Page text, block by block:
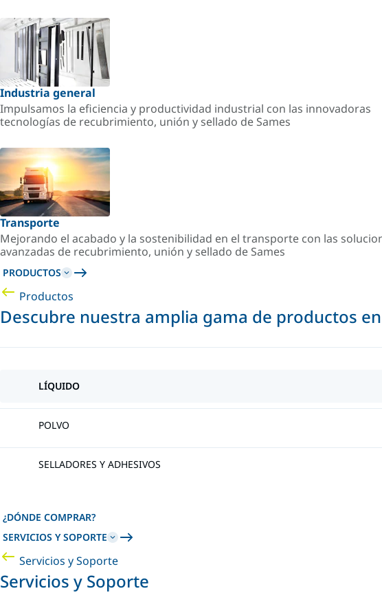
Industria general
Impulsamos la eficiencia y productividad industrial con las innovadoras
tecnologías de recubrimiento, unión y sellado de Sames
Transporte
Mejorando el acabado y la sostenibilidad en el transporte con las
avanzadas de recubrimiento, unión y sellado de Sames
PRODUCTOS
Productos
Descubre nuestra amplia gama de productos
LÍQUIDO
POLVO
SELLADORES Y ADHESIVOS
¿DÓNDE COMPRAR?
SERVICIOS Y SOPORTE
Servicios y Soporte
Servicios y Soporte